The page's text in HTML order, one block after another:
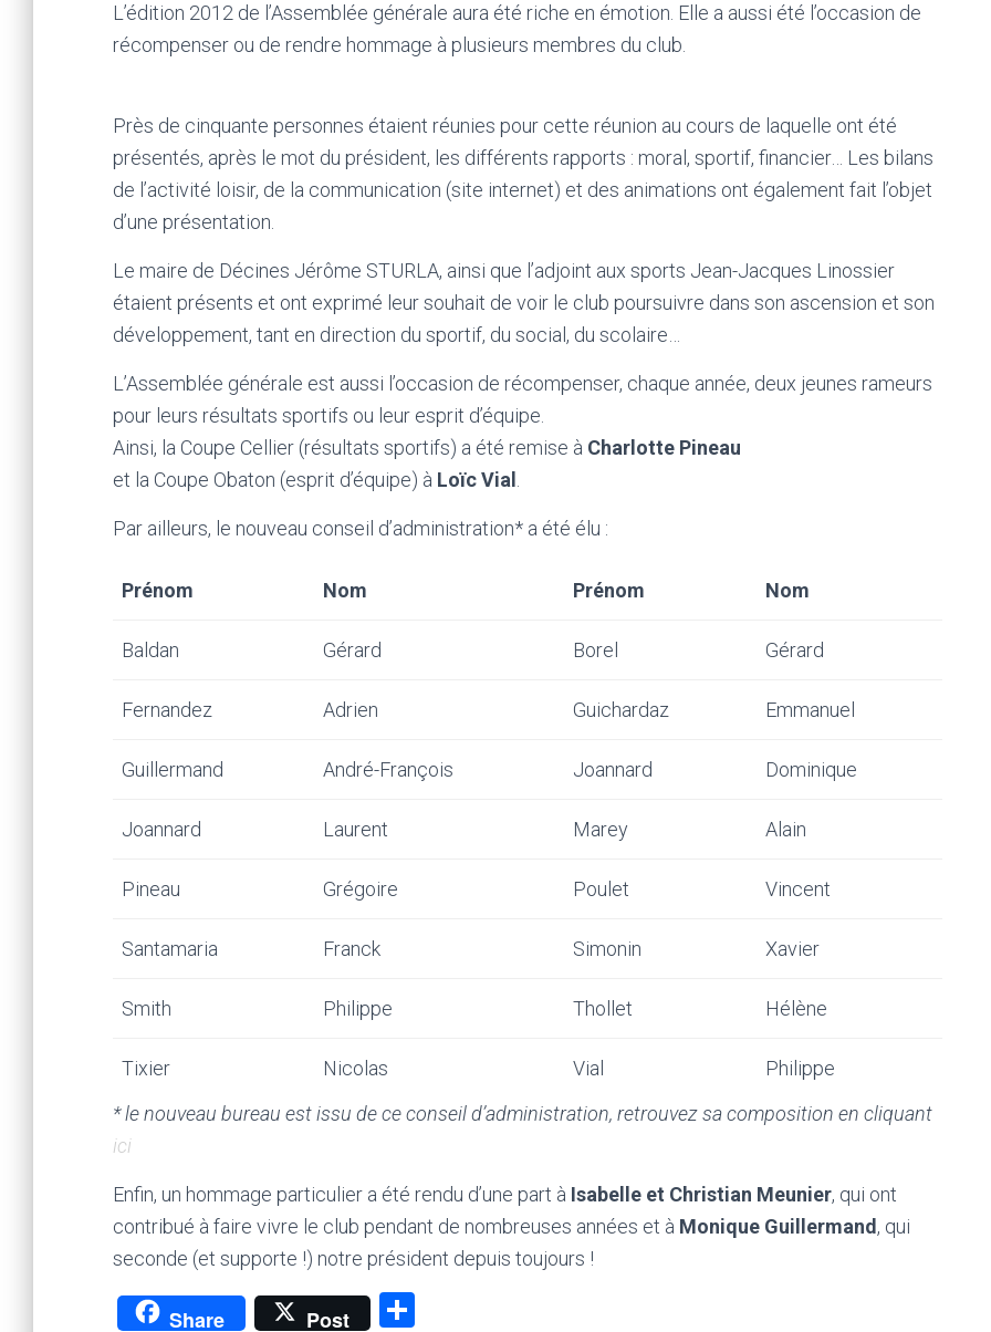
L’édition 2012 de l’Assemblée générale aura été riche en émotion. Elle a aussi été l’occasion de
récompenser ou de rendre hommage à plusieurs membres du club.
Près de cinquante personnes étaient réunies pour cette réunion au cours de laquelle ont été
présentés, après le mot du président, les différents rapports : moral, sportif, financier… Les bilans
de l’activité loisir, de la communication (site internet) et des animations ont également fait l’objet
d’une présentation.
Le maire de Décines Jérôme STURLA, ainsi que l’adjoint aux sports Jean-Jacques Linossier
étaient présents et ont exprimé leur souhait de voir le club poursuivre dans son ascension et son
développement, tant en direction du sportif, du social, du scolaire…
L’Assemblée générale est aussi l’occasion de récompenser, chaque année, deux jeunes rameurs
pour leurs résultats sportifs ou leur esprit d’équipe.
Ainsi, la Coupe Cellier (résultats sportifs) a été remise à Charlotte Pineau
et la Coupe Obaton (esprit d’équipe) à Loïc Vial
Par ailleurs, le nouveau conseil d’administration* a été élu :
Prénom Nom Prénom Nom
Baldan Gérard Borel Gérard
Fernandez Adrien Guichardaz Emmanuel
Guillermand André-François Joannard Dominique
Joannard Laurent Marey Alain
Pineau Grégoire Poulet Vincent
Santamaria Franck Simonin Xavier
Smith Philippe Thollet Hélène
Tixier Nicolas Vial
Philippe
* le nouveau bureau est issu de ce conseil d’administration, retrouvez sa composition en cliquant
ici
Enfin, un hommage particulier a été rendu d’une part à Isabelle et Christian Meunier, qui ont
contribué à faire vivre le club pendant de nombreuses années et à Monique Guillermand , qui
seconde (et supporte !) notre président depuis toujours !
Share Post